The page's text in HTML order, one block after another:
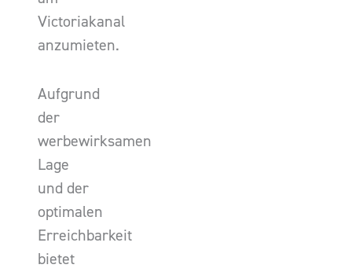
Victoriakanal
anzumieten.
Aufgrund
der
werbewirksamen
Lage
und der
optimalen
Erreichbarkeit
bietet